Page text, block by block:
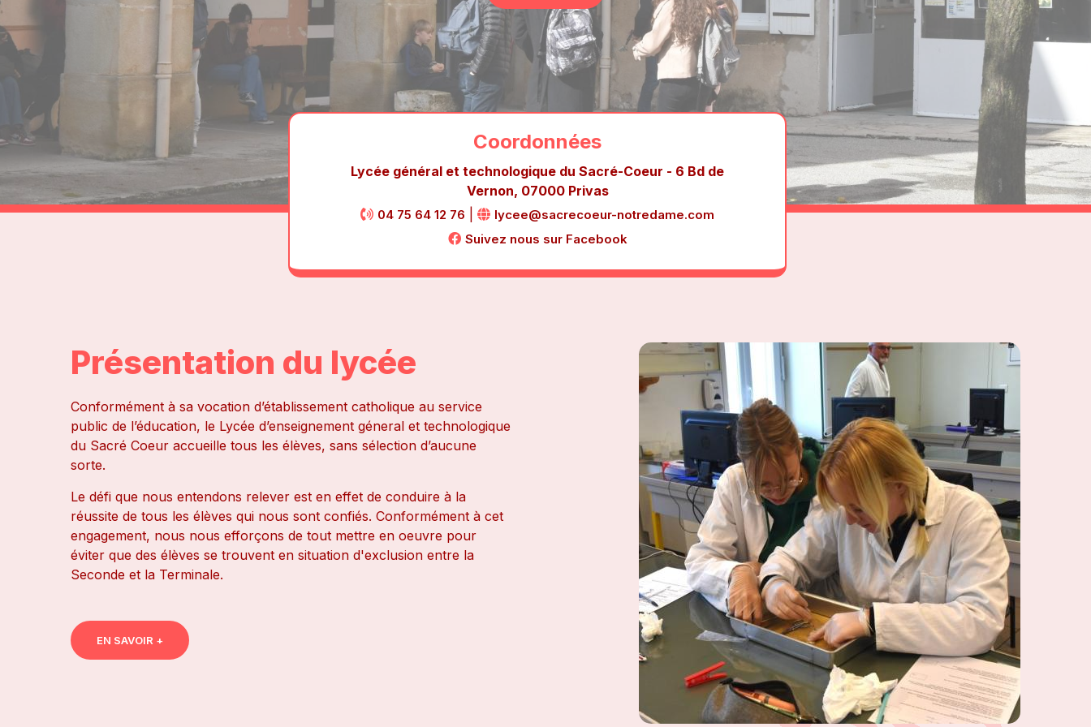
Coordonnées
Lycée général et technologique du Sacré-Coeur - 6 Bd de
Vernon, 07000 Privas
04 75 64 12 76
lycee@sacrecoeur-notredame.com
Suivez nous sur Facebook
Présentation du lycée
Conformément à sa vocation d’établissement catholique au service
public de l’éducation, le Lycée d’enseignement géneral et technologique
du Sacré Coeur accueille tous les élèves, sans sélection d’aucune
sorte.
Le défi que nous entendons relever est en effet de conduire à la
réussite de tous les élèves qui nous sont confiés. Conformément à cet
engagement, nous nous efforçons de tout mettre en oeuvre pour
éviter que des élèves se trouvent en situation d'exclusion entre la
Seconde et la Terminale.
EN SAVOIR +